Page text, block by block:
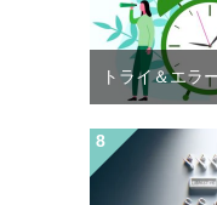
トライ＆エラ